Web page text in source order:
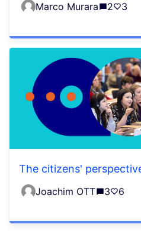
Marco Murara 2 3
The citizens'
Joachim OTT 3 6